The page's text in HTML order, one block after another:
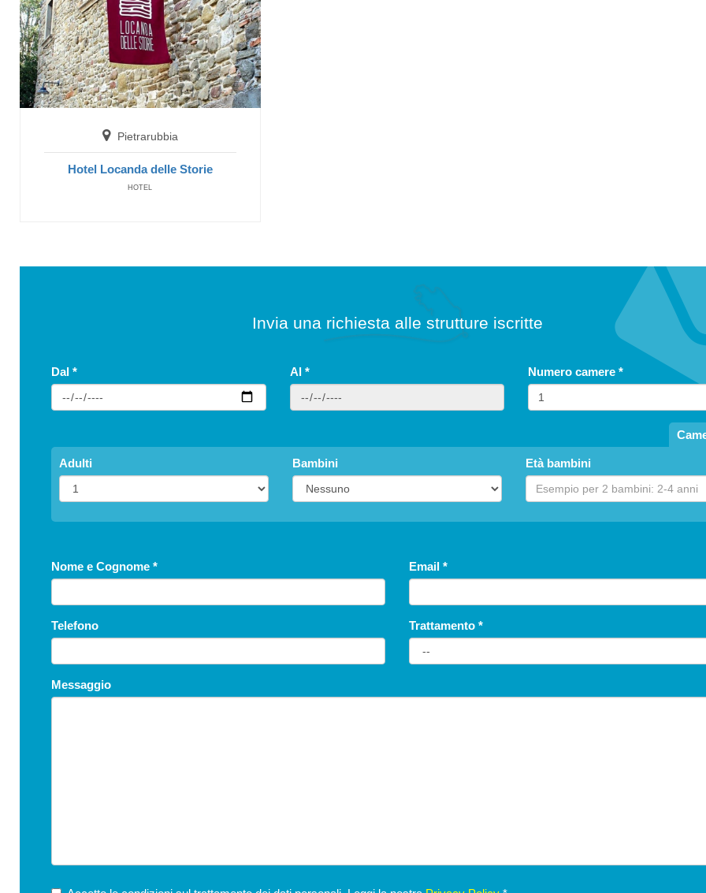
Monte Cerignone
B&B Nonna Linda
Pietrarubbia
Hotel Locanda delle Storie
HOTEL
Invia una richiesta alle strutture iscritte
Dal * Al * Numero camere*
Adulti Bambini Età bambini
Nome e Cognome * Email *
Telefono Trattamento *
Messaggio